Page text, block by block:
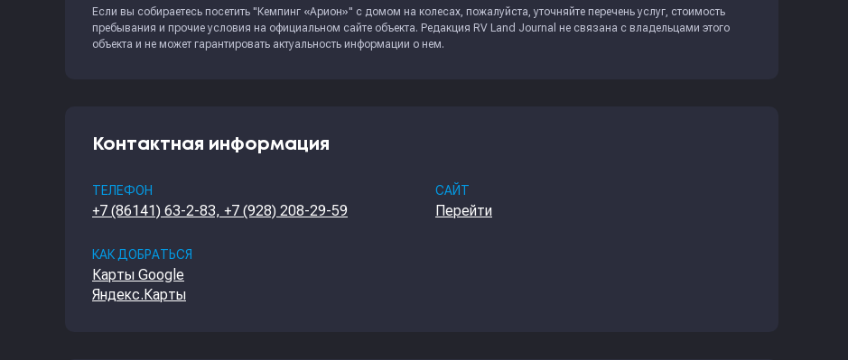
Если вы собираетесь посетить "Кемпинг «Арион»" с домом на колесах, пожалуйста, уточняйте перечень услуг, стоимость
пребывания и прочие условия на официальном сайте объекта. Редакция RV Land Journal не связана с владельцами этого
объекта и не может гарантировать актуальность информации о нем.
Контактная информация
ТЕЛЕФОН
+7 (86141) 63-2-83, +7 (928) 208-29-59
САЙТ
Перейти
КАК ДОБРАТЬСЯ
Карты Google
Яндекс.Карты